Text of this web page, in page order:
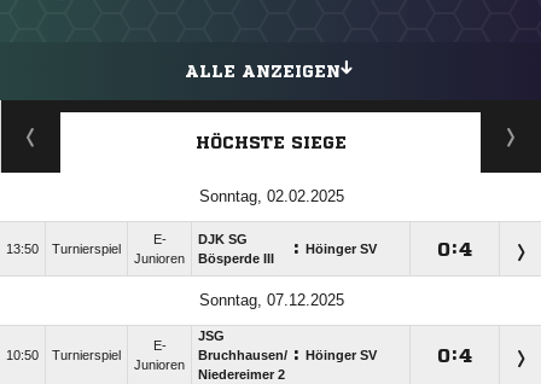
ALLE ANZEIGEN
HÖCHSTE SIEGE
Sonntag, 02.02.2025
13:50 Turnierspiel
E-
Junioren
DJK SG
Bösperde III
: Höinger SV :
Sonntag, 07.12.2025
10:50 Turnierspiel
E-
Junioren
JSG
Bruchhausen/​
Niedereimer 2
: Höinger SV :